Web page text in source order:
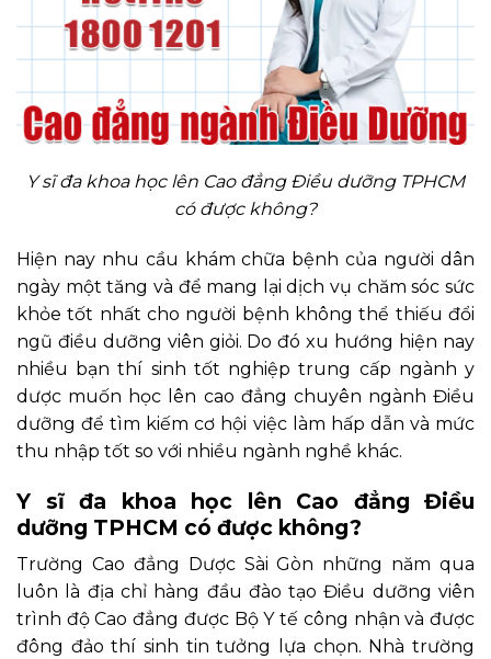
Y sĩ đa khoa học lên Cao đẳng Điều dưỡng TPHCM
có được không?
Hiện nay nhu cầu khám chữa bệnh của người dân
ngày một tăng và để mang lại dịch vụ chăm sóc sức
khỏe tốt nhất cho người bệnh không thể thiếu đổi
ngũ điều dưỡng viên giỏi. Do đó xu hướng hiện nay
nhiều bạn thí sinh tốt nghiệp trung cấp ngành y
dược muốn học lên cao đẳng chuyên ngành Điều
dưỡng để tìm kiếm cơ hội việc làm hấp dẫn và mức
thu nhập tốt so với nhiều ngành nghề khác.
Y sĩ đa khoa học lên Cao đẳng Điều
dưỡng TPHCM có được không?
Trường Cao đẳng Dược Sài Gòn những năm qua
luôn là địa chỉ hàng đầu đào tạo Điều dưỡng viên
trình độ Cao đẳng được Bộ Y tế công nhận và được
đông đảo thí sinh tin tưởng lựa chọn. Nhà trường